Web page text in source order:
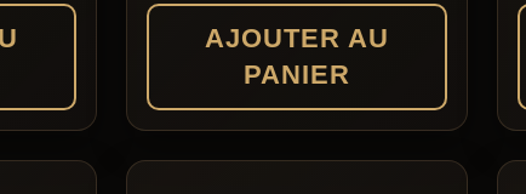
AJOUTER AU
PANIER